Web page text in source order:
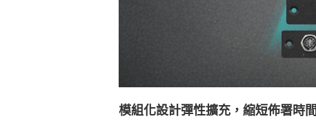
模組化設計彈性擴充，縮短佈署時間